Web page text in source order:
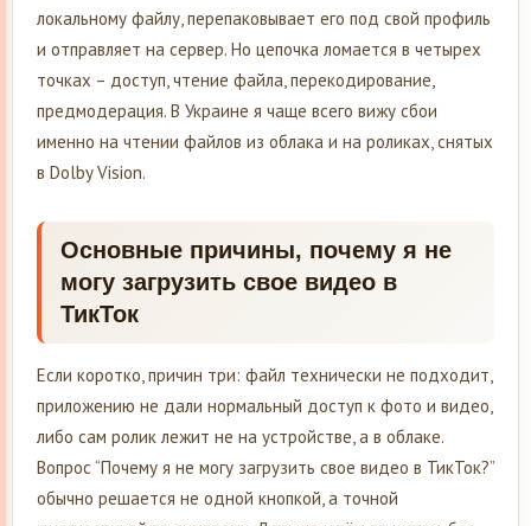
локальному файлу, перепаковывает его под свой профиль
и отправляет на сервер. Но цепочка ломается в четырех
точках – доступ, чтение файла, перекодирование,
предмодерация. В Украине я чаще всего вижу сбои
именно на чтении файлов из облака и на роликах, снятых
в Dolby Vision.
Основные причины, почему я не
могу загрузить свое видео в
ТикТок
Если коротко, причин три: файл технически не подходит,
приложению не дали нормальный доступ к фото и видео,
либо сам ролик лежит не на устройстве, а в облаке.
Вопрос “Почему я не могу загрузить свое видео в ТикТок?”
обычно решается не одной кнопкой, а точной